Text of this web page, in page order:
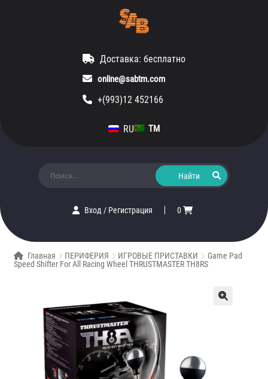
Доставка: бесплатно
online@sabtm.com
+(993)12 452166
RU TM
Вход/ Регистрация 0
Главная ПЕРИФЕРИЯ ИГРОВЫЕ ПРИСТАВКИ
Game Pad
Speed Shifter For All Racing Wheel THRUSTMASTER TH8RS